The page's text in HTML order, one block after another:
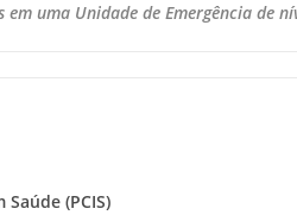
uma Unidade de Emergência de
(PCIS)